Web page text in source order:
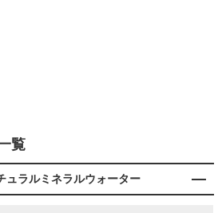
覧
ュラルミネラルウォーター